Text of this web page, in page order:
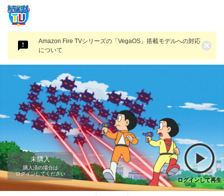
Amazon Fire TVシリーズの「VegaOS」搭載モデルへの対応
について
×
未購入
購入済の場合は
ログインしてください
ログインして再生